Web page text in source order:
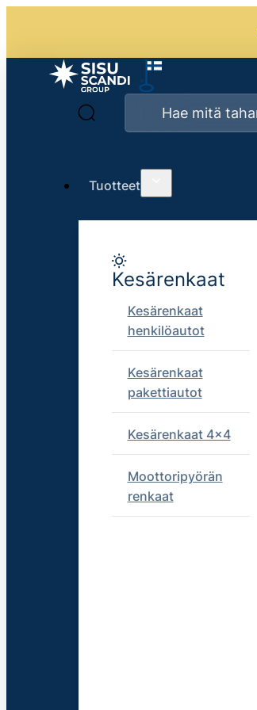
Tuotteet
Kesärenkaat
Kesärenkaat
henkilöautot
Kesärenkaat
pakettiautot
Kesärenkaat 4x4
Moottoripyörän
renkaat